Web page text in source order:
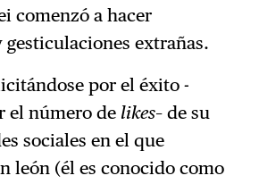
comenzó a hacer
extrañas.
por el éxito -
el número de likes– de su
sociales en el que
león (él es conocido como